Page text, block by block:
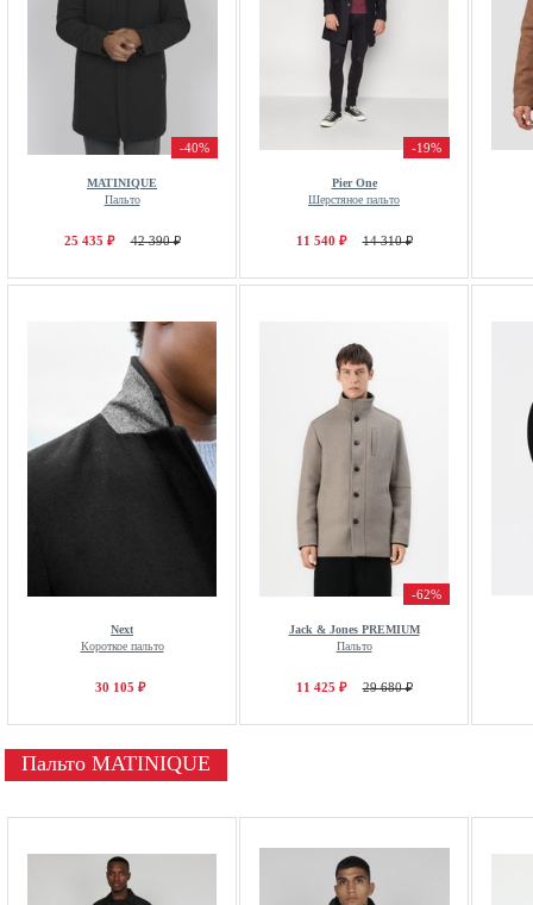
-40%
MATINIQUE
Пальто
25 435 ₽ 42 390 ₽
-19%
Pier One
Шерстяное пальто
11 540 ₽ 14 310 ₽
Next
Короткое пальто
30 105 ₽
-62%
Jack & Jones PREMIUM
Пальто
11 425 ₽ 29 680 ₽
Пальто MATINIQUE